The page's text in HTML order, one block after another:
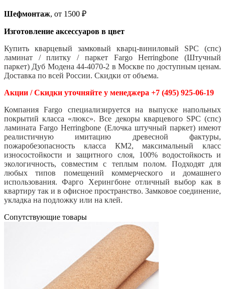
Шефмонтаж, от 1500 ₽
Изготовление аксессуаров в цвет
Купить кварцевый замковый кварц-виниловый SPC (спс)
ламинат / плитку / паркет Fargo Herringbone (Штучный
паркет) Дуб Модена 44-4070-2 в Москве по доступным ценам.
Доставка по всей России. Скидки от объема.
Акции / Скидки уточняйте у менеджера +7 (495) 925-06-19
Компания Fargo специализируется на выпуске напольных
покрытий класса «люкс». Все декоры кварцевого SPC (спс)
ламината Fargo Herringbone (Елочка штучный паркет) имеют
реалистичную имитацию древесной фактуры,
пожаробезопасность класса КМ2, максимальный класс
износостойкости и защитного слоя, 100% водостойкость и
экологичность, совместим с теплым полом. Подходят для
любых типов помещений коммерческого и домашнего
использования. Фарго Херингбоне отличный выбор как в
квартиру так и в офисное пространство. Замковое соединение,
укладка на подложку или на клей.
Cопутствующие товары